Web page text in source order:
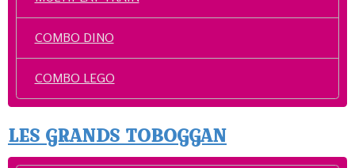
COMBO DINO
COMBO LEGO
LES GRANDS TOBOGGAN